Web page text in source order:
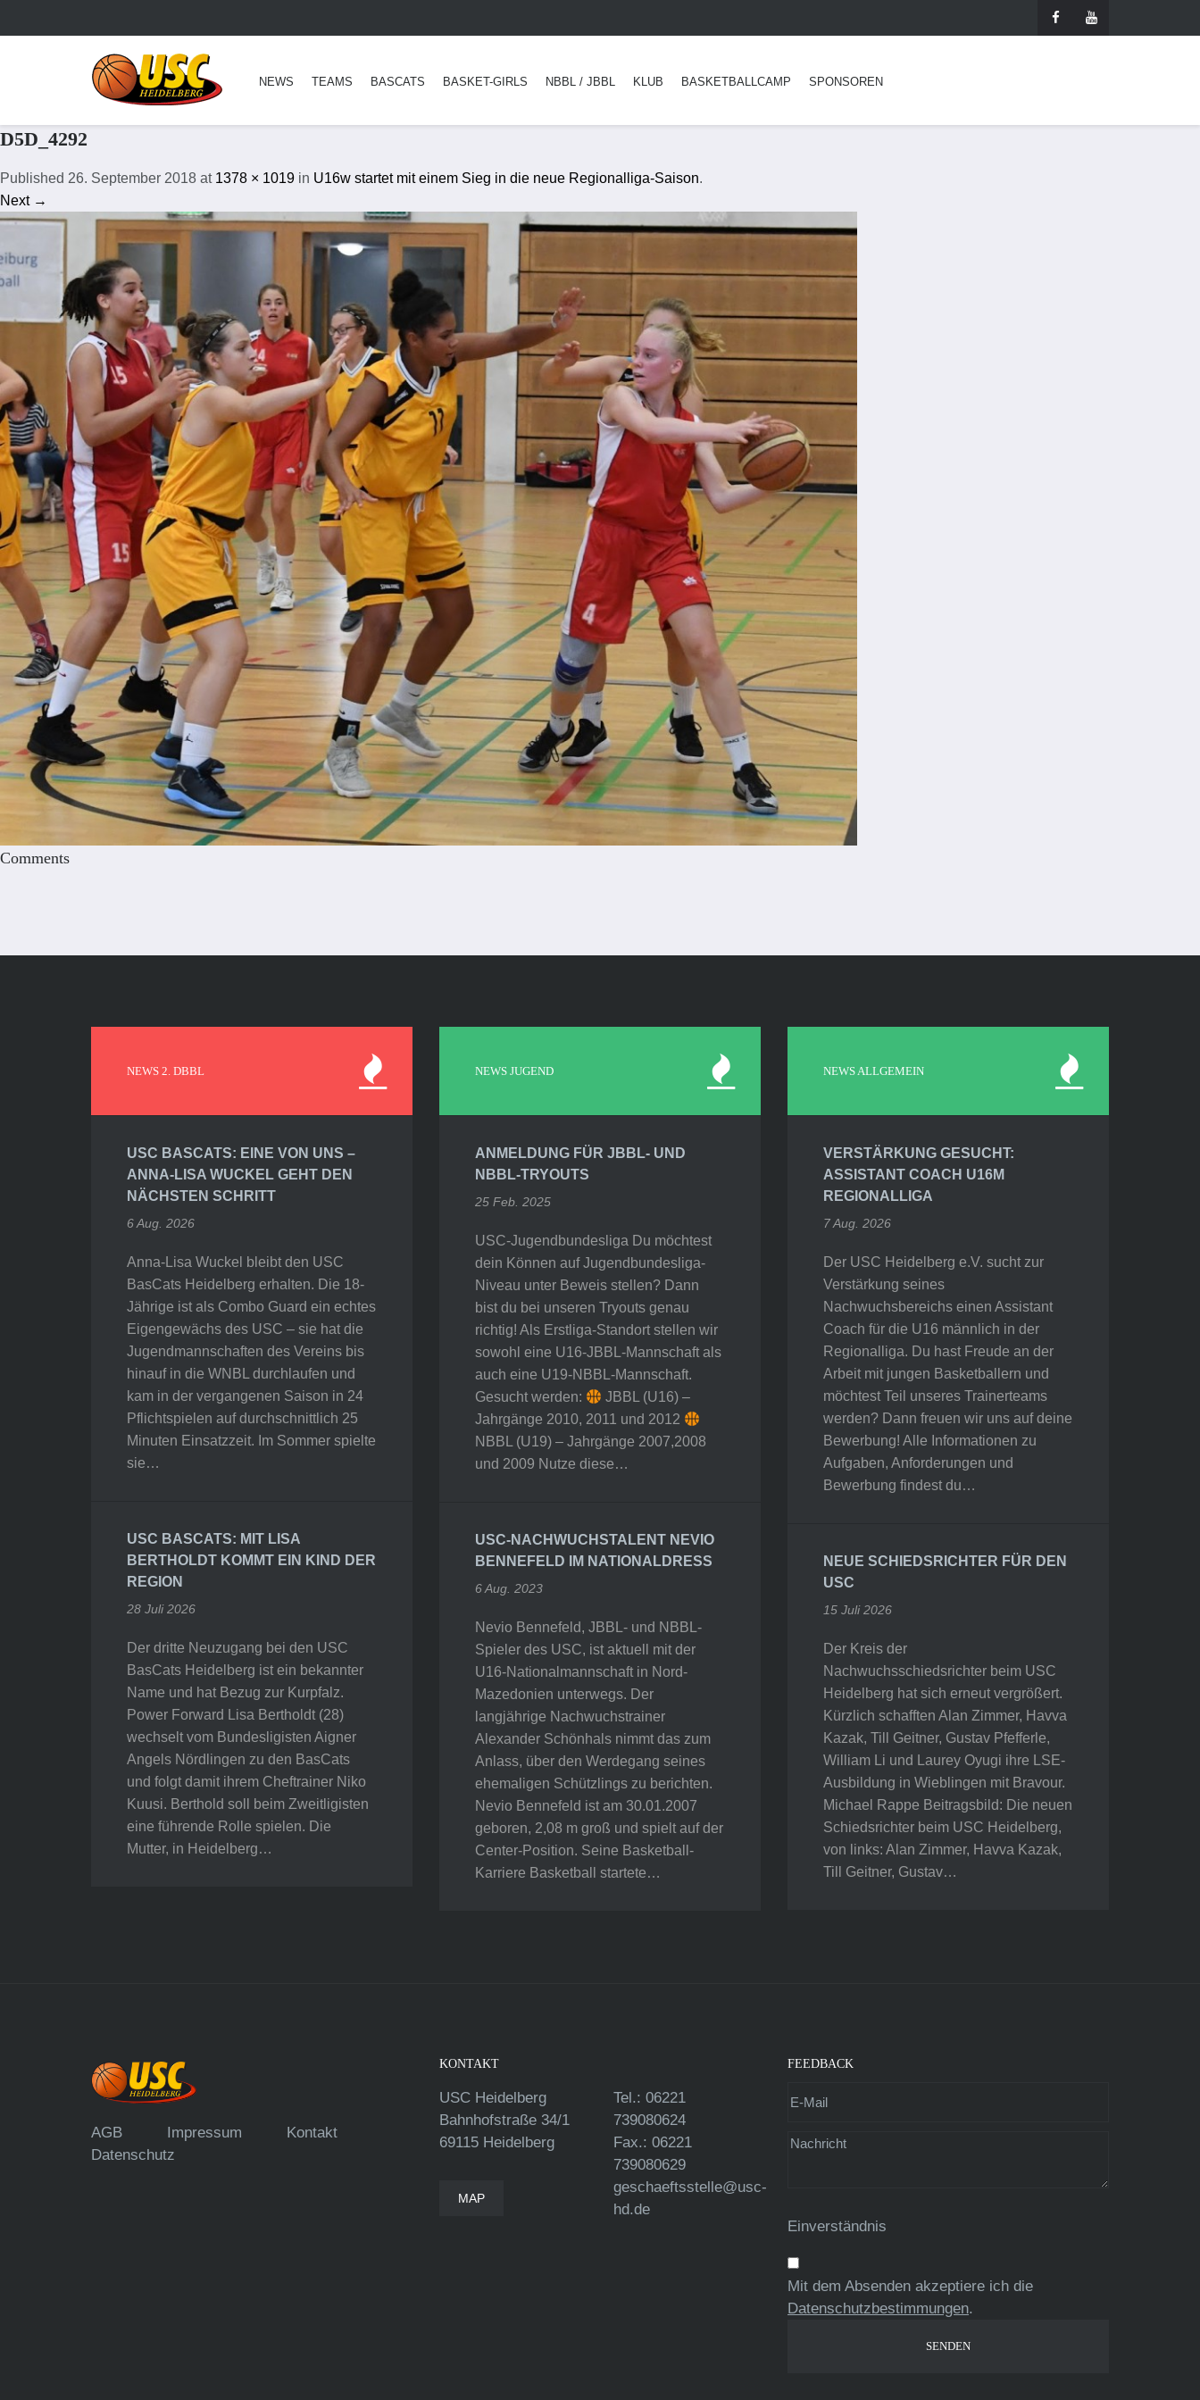
NEWS TEAMS BASCATS BASKET-GIRLS NBBL / JBBL KLUB BASKETBALLCAMP SPONSOREN
D5D_4292
Published 26. September 2018 at 1378 × 1019 in U16w startet mit einem Sieg in die neue Regionalliga-Saison.
Next →
Comments
NEWS 2. DBBL
USC BASCATS: EINE VON UNS –
ANNA-LISA WUCKEL GEHT DEN
NÄCHSTEN SCHRITT
6 Aug. 2026
Anna-Lisa Wuckel bleibt den USC
BasCats Heidelberg erhalten. Die 18-
Jährige ist als Combo Guard ein echtes
Eigengewächs des USC – sie hat die
Jugendmannschaften des Vereins bis
hinauf in die WNBL durchlaufen und
kam in der vergangenen Saison in 24
Pflichtspielen auf durchschnittlich 25
Minuten Einsatzzeit. Im Sommer spielte
sie…
USC BASCATS: MIT LISA
BERTHOLDT KOMMT EIN KIND DER
REGION
28 Juli 2026
Der dritte Neuzugang bei den USC
BasCats Heidelberg ist ein bekannter
Name und hat Bezug zur Kurpfalz.
Power Forward Lisa Bertholdt (28)
wechselt vom Bundesligisten Aigner
Angels Nördlingen zu den BasCats
und folgt damit ihrem Cheftrainer Niko
Kuusi. Berthold soll beim Zweitligisten
eine führende Rolle spielen. Die
Mutter, in Heidelberg…
NEWS JUGEND
ANMELDUNG FÜR JBBL- UND
NBBL-TRYOUTS
25 Feb. 2025
USC-Jugendbundesliga Du möchtest
dein Können auf Jugendbundesliga-
Niveau unter Beweis stellen? Dann
bist du bei unseren Tryouts genau
richtig! Als Erstliga-Standort stellen wir
sowohl eine U16-JBBL-Mannschaft als
auch eine U19-NBBL-Mannschaft.
Gesucht werden:
JBBL (U16) –
Jahrgänge 2010, 2011 und 2012
NBBL (U19) – Jahrgänge 2007,2008
und 2009 Nutze diese…
USC-NACHWUCHSTALENT NEVIO
BENNEFELD IM NATIONALDRESS
6 Aug. 2023
Nevio Bennefeld, JBBL- und NBBL-
Spieler des USC, ist aktuell mit der
U16-Nationalmannschaft in Nord-
Mazedonien unterwegs. Der
langjährige Nachwuchstrainer
Alexander Schönhals nimmt das zum
Anlass, über den Werdegang seines
ehemaligen Schützlings zu berichten.
Nevio Bennefeld ist am 30.01.2007
geboren, 2,08 m groß und spielt auf der
Center-Position. Seine Basketball-
Karriere Basketball startete…
NEWS ALLGEMEIN
VERSTÄRKUNG GESUCHT:
ASSISTANT COACH U16M
REGIONALLIGA
7 Aug. 2026
Der USC Heidelberg e.V. sucht zur
Verstärkung seines
Nachwuchsbereichs einen Assistant
Coach für die U16 männlich in der
Regionalliga. Du hast Freude an der
Arbeit mit jungen Basketballern und
möchtest Teil unseres Trainerteams
werden? Dann freuen wir uns auf deine
Bewerbung! Alle Informationen zu
Aufgaben, Anforderungen und
Bewerbung findest du…
NEUE SCHIEDSRICHTER FÜR DEN
USC
15 Juli 2026
Der Kreis der
Nachwuchsschiedsrichter beim USC
Heidelberg hat sich erneut vergrößert.
Kürzlich schafften Alan Zimmer, Havva
Kazak, Till Geitner, Gustav Pfefferle,
William Li und Laurey Oyugi ihre LSE-
Ausbildung in Wieblingen mit Bravour.
Michael Rappe Beitragsbild: Die neuen
Schiedsrichter beim USC Heidelberg,
von links: Alan Zimmer, Havva Kazak,
Till Geitner, Gustav…
AGB Impressum
Kontakt
Datenschutz
KONTAKT
USC Heidelberg
Bahnhofstraße 34/1
69115 Heidelberg
MAP
Tel.: 06221
739080624
Fax.: 06221
739080629
geschaeftsstelle@usc-
hd.de
FEEDBACK
Einverständnis
Mit dem Absenden akzeptiere ich die
Datenschutzbestimmungen.